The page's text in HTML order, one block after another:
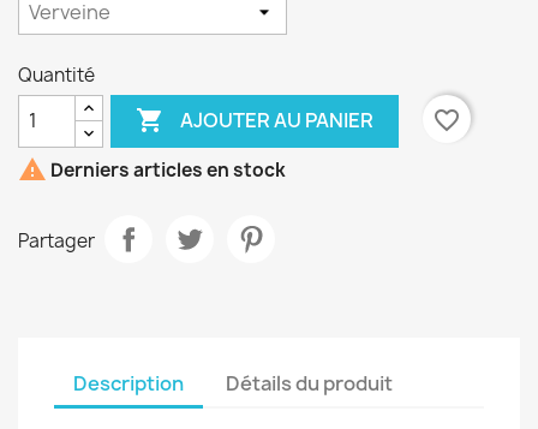
Quantité
 AJOUTER AU PANIER
favorite_border
 Derniers articles en stock
Partager
Description Détails du produit